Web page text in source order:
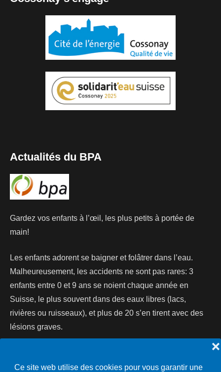
Ce site web utilise des cookies pour vous garantir une
❌
Actualités du BPA
Gardez vos enfants à l’œil, les plus petits à portée de
main!
Les enfants adorent se baigner et folâtrer dans l’eau.
Malheureusement, les accidents ne sont pas rares: 3
enfants entre 0 et 9 ans se noient chaque année en
Suisse, le plus souvent dans des eaux libres (lacs,
rivières ou ruisseaux), et plus de 20 s’en tirent avec des
lésions graves.